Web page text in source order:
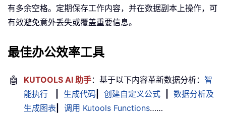
有多余空格。定期保存工作内容，并在数据副本上操作，可
有效避免意外丢失或覆盖重要信息。
最佳办公效率工具
🤖 KUTOOLS AI 助手：基于以下内容革新数据分析： 智
能执行
生成代码 创建自定义公式
数据分析及
生成图表
调用 Kutools Functions……